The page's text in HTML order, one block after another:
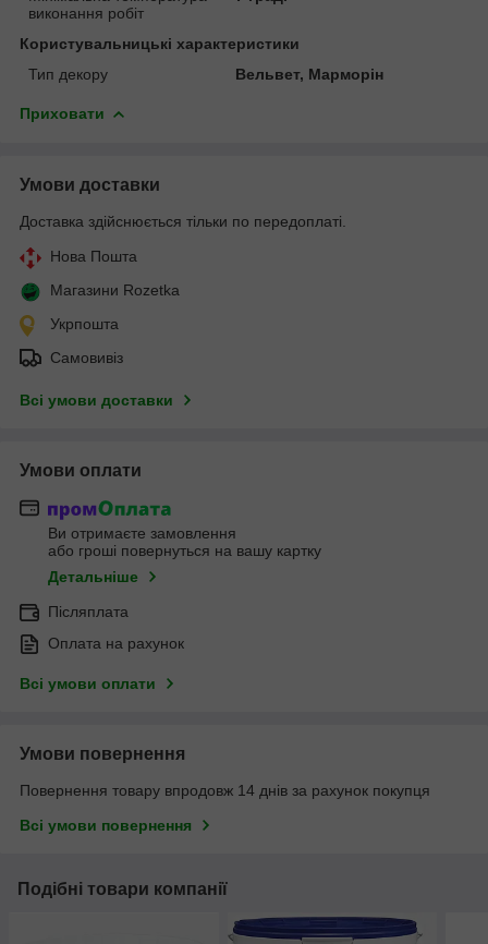
виконання робіт
Користувальницькі характеристики
Тип декору
Вельвет, Марморін
Приховати
Умови доставки
Доставка здійснюється тільки по передоплаті.
Нова Пошта
Магазини Rozetka
Укрпошта
Самовивіз
Всі умови доставки
Умови оплати
Ви отримаєте замовлення
або гроші повернуться на вашу картку
Детальніше
Післяплата
Оплата на рахунок
Всі умови оплати
Умови повернення
Повернення товару впродовж 14 днів за рахунок покупця
Всі умови повернення
Подібні товари компанії